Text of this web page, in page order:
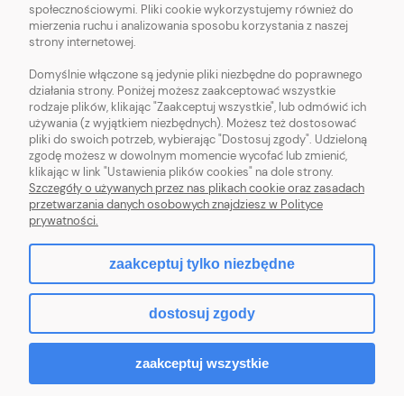
OBSŁUGA KLIENTA
POMOC
MOJE KONTO
Sklep z włóczką. Internetowa pasmanteria. Włóczki wełniane. Włóczki
bawełniane. Tanie włóczki. Włóczki ręcznie farbowane.
Sklep internetowy Shoper.pl
społecznościowymi. Pliki cookie wykorzystujemy również do
mierzenia ruchu i analizowania sposobu korzystania z naszej
strony internetowej.
Domyślnie włączone są jedynie pliki niezbędne do poprawnego
działania strony. Poniżej możesz zaakceptować wszystkie
rodzaje plików, klikając "Zaakceptuj wszystkie", lub odmówić ich
używania (z wyjątkiem niezbędnych). Możesz też dostosować
pliki do swoich potrzeb, wybierając "Dostosuj zgody". Udzieloną
zgodę możesz w dowolnym momencie wycofać lub zmienić,
klikając w link "Ustawienia plików cookies" na dole strony.
Szczegóły o używanych przez nas plikach cookie oraz zasadach
przetwarzania danych osobowych znajdziesz w Polityce
prywatności.
zaakceptuj tylko niezbędne
dostosuj zgody
zaakceptuj wszystkie